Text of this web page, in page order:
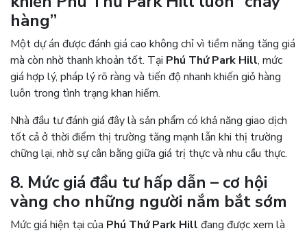
hàng”
Một dự án được đánh giá cao không chỉ vì tiềm năng tăng giá
mà còn nhờ thanh khoản tốt. Tại Phú Thứ Park Hill, mức
giá hợp lý, pháp lý rõ ràng và tiến độ nhanh khiến giỏ hàng
luôn trong tình trạng khan hiếm.
Nhà đầu tư đánh giá đây là sản phẩm có khả năng giao dịch
tốt cả ở thời điểm thị trường tăng mạnh lẫn khi thị trường
chững lại, nhờ sự cân bằng giữa giá trị thực và nhu cầu thực.
8. Mức giá đầu tư hấp dẫn – cơ hội
vàng cho những người nắm bắt sớm
Mức giá hiện tại của Phú Thứ Park Hill đang được xem là